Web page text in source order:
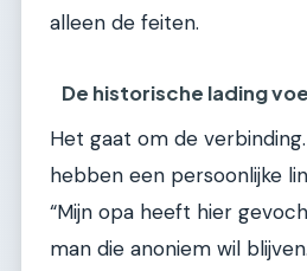
alleen de feiten.
De historische lading
Het gaat om de
hebben een persoonlijke
“Mijn opa heeft hier
man die anoniem wil